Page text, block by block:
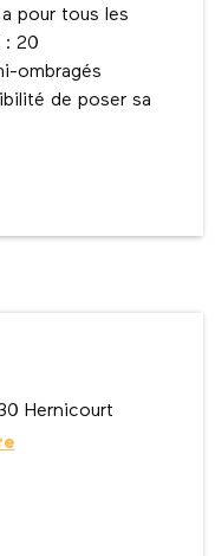
pour tous les
: 20
ombragés
de poser sa
Hernicourt